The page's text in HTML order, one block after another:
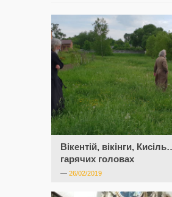
Вікентій, вікінги,
гарячих головах
— 26/02/2019